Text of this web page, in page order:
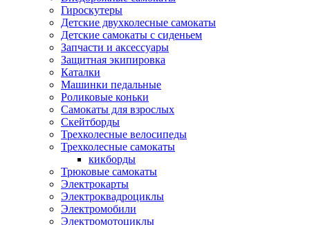
Гироскутеры
Детские двухколесные самокаты
Детские самокаты с сиденьем
Запчасти и аксессуары
Защитная экипировка
Каталки
Машинки педальные
Роликовые коньки
Самокаты для взрослых
Скейтборды
Трехколесные велосипеды
Трехколесные самокаты
кикборды
Трюковые самокаты
Электрокарты
Электроквадроциклы
Электромобили
Электромотоциклы